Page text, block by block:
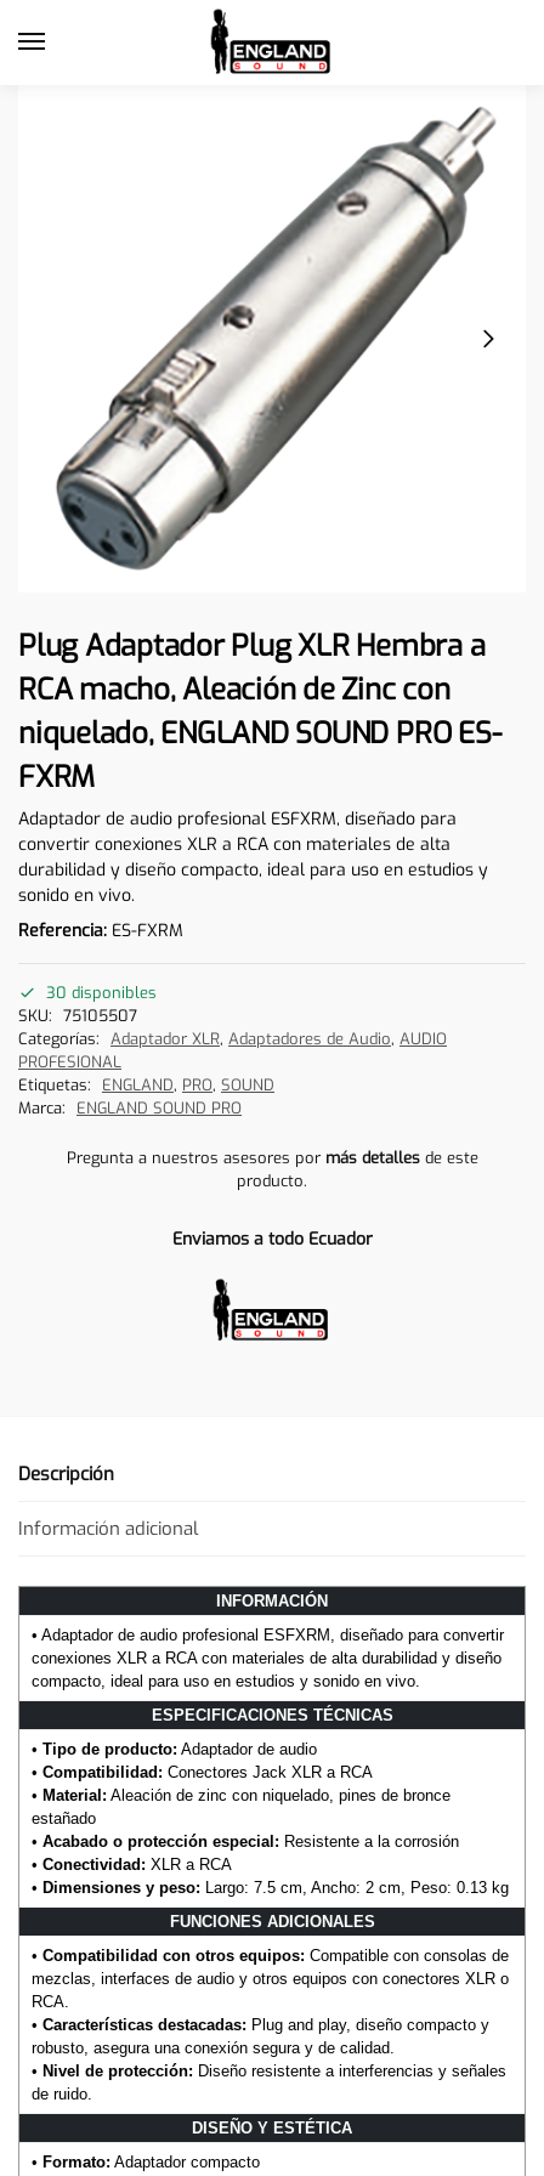
Plug Adaptador Plug XLR Hembra a
RCA macho, Aleación de Zinc con
niquelado, ENGLAND SOUND PRO ES-
FXRM
Adaptador de audio profesional ESFXRM, diseñado para
convertir conexiones XLR a RCA con materiales de alta
durabilidad y diseño compacto, ideal para uso en estudios y
sonido en vivo.
Referencia: ES-FXRM
30 disponibles
SKU: 75105507
Categorías: Adaptador XLR, Adaptadores de Audio, AUDIO
PROFESIONAL
Etiquetas:
ENGLAND, PRO, SOUND
Marca:
ENGLAND SOUND PRO
Pregunta a nuestros asesores por más detallesde este
producto.
Enviamos a todo Ecuador
Descripción
Información adicional
INFORMACIÓN
• Adaptador de audio profesional ESFXRM, diseñado para convertir
conexiones XLR a RCA con materiales de alta durabilidad y diseño
compacto, ideal para uso en estudios y sonido en vivo.
ESPECIFICACIONES TÉCNICAS
• Tipo de producto: Adaptador de audio
• Compatibilidad: Conectores Jack XLR a RCA
• Material: Aleación de zinc con niquelado, pines de bronce
estañado
• Acabado o protección especial: Resistente a la corrosión
• Conectividad: XLR a RCA
• Dimensiones y peso: Largo: 7.5 cm, Ancho: 2 cm, Peso: 0.13 kg
FUNCIONES ADICIONALES
• Compatibilidad con otros equipos: Compatible con consolas de
mezclas, interfaces de audio y otros equipos con conectores XLR o
RCA.
• Características destacadas: Plug and play, diseño compacto y
robusto, asegura una conexión segura y de calidad.
• Nivel de protección: Diseño resistente a interferencias y señales
de ruido.
DISEÑO Y ESTÉTICA
• Formato: Adaptador compacto